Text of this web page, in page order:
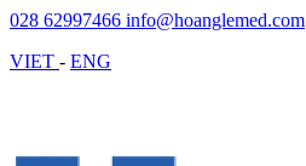
028 62997466 info@hoanglemed.com
VIET - ENG